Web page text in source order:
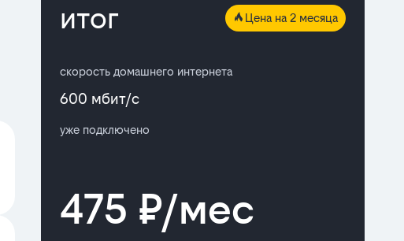
итог Цена на 2 месяца
скорость домашнего интернета
600 мбит/с
уже подключено
475 ₽/мес